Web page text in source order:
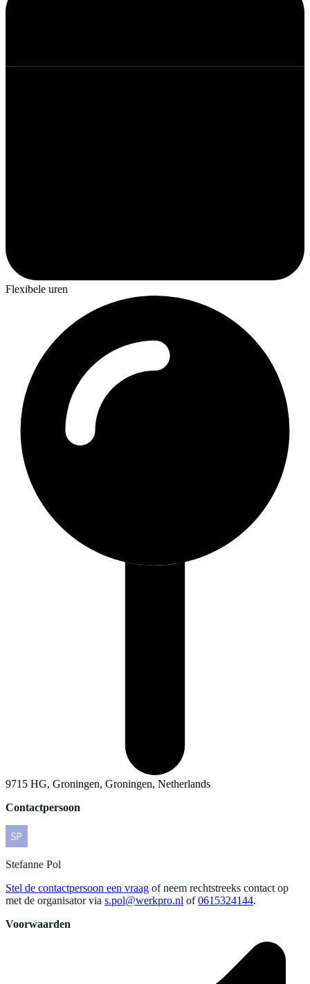
Flexibele uren
9715 HG, Groningen, Groningen, Netherlands
Contactpersoon
Stefanne Pol
Stel de contactpersoon een vraag of neem rechtstreeks contact op
met de organisator via s.pol@werkpro.nl of 0615324144.
Voorwaarden